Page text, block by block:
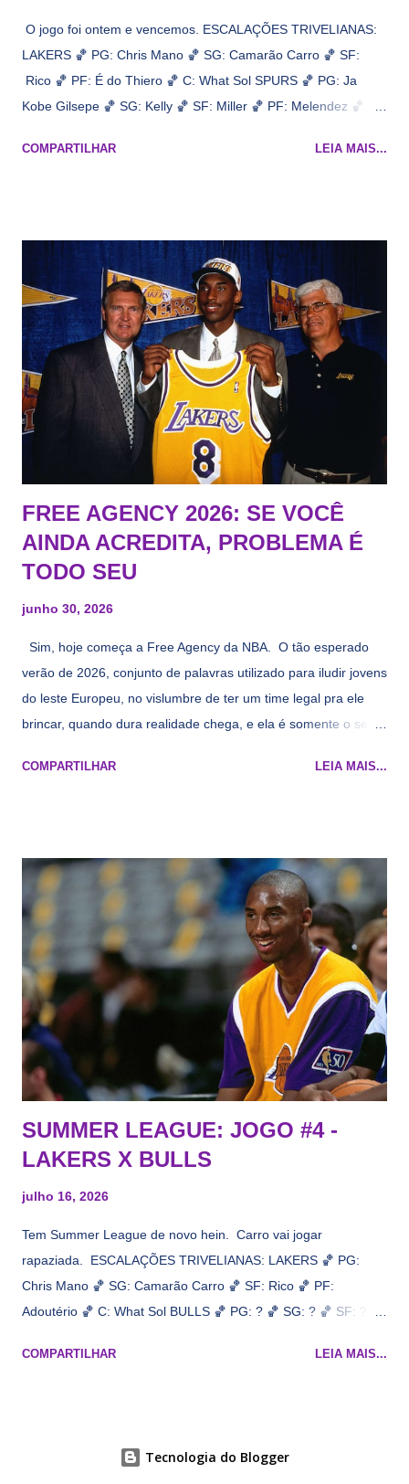
O jogo foi ontem e vencemos. ESCALAÇÕES TRIVELIANAS:
LAKERS 🏀 PG: Chris Mano 🏀 SG: Camarão Carro 🏀 SF:
Rico 🏀 PF: É do Thiero 🏀 C: What Sol SPURS 🏀 PG: Ja
Kobe Gilsepe 🏀 SG: Kelly 🏀 SF: Miller 🏀 PF: Melendez 🏀 C:
Na quadra Transmissão: NBA League Pass
COMPARTILHAR LEIA MAIS...
FREE AGENCY 2026: SE VOCÊ
AINDA ACREDITA, PROBLEMA É
TODO SEU
junho 30, 2026
Sim, hoje começa a Free Agency da NBA. O tão esperado
verão de 2026, conjunto de palavras utilizado para iludir jovens
do leste Europeu, no vislumbre de ter um time legal pra ele
brincar, quando dura realidade chega, e ela é somente o seu
cara de decrépito, mas que aparentemente ainda é jovem.
vezes a gente esquece mesmo. Então, como diria o Marcelo
Tas no Telecurso 2000 , É HORA DA REVISÃO! Ah, e quase
todos esses nomes foram linkados ao Lakers. Se de fato há o
interesse, não importa, o nosso compromisso é sempre com a
informação, a veracidade vem depois. E do Lakers hein? Até
agora nada de Ruim Hachaomuro (dizem que Nets tem
interesse) e LeBrão James - esse sendo assediado pelo
Draymond Green enquanto chora pro Cavs contrat...
COMPARTILHAR LEIA MAIS...
SUMMER LEAGUE: JOGO #4 -
LAKERS X BULLS
julho 16, 2026
Tem Summer League de novo hein. Carro vai jogar
rapaziada. ESCALAÇÕES TRIVELIANAS: LAKERS 🏀 PG:
Chris Mano 🏀 SG: Camarão Carro 🏀 SF: Rico 🏀 PF:
Adoutério 🏀 C: What Sol BULLS 🏀 PG: ? 🏀 SG: ? 🏀 SF: ? 🏀
19h00 Local: Las Vegas Transmissão: NBA League Pass,
COMPARTILHAR LEIA MAIS...
Tecnologia do Blogger